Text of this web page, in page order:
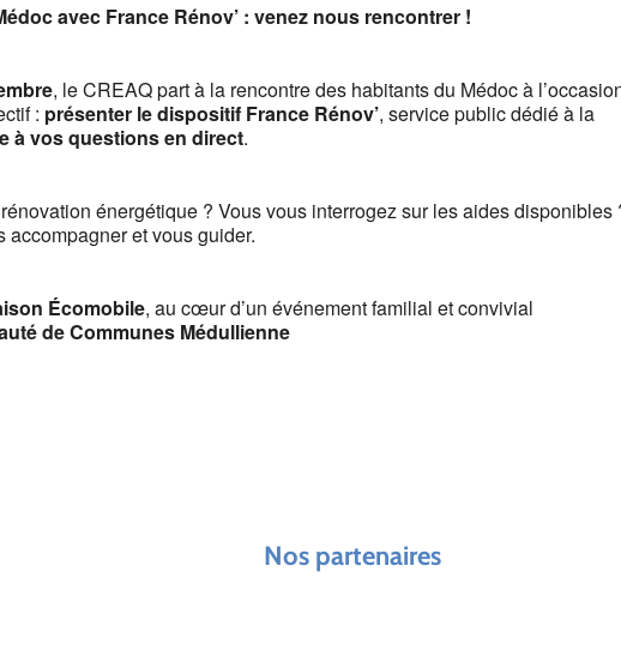
avec France Rénov’ : venez nous rencontrer !
, le CREAQ part à la rencontre des habitants du Médoc à
: présenter le dispositif France Rénov’, service public dédié à la
à vos questions en direct.
énergétique ? Vous vous interrogez sur les aides disponibles
et vous guider.
Écomobile, au cœur d’un événement familial et convivial
de Communes Médullienne
Nos partenaires